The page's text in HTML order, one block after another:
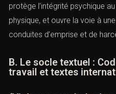
violences psychologiques».
protège l’intégrité psychique
physique, et ouvre la voie à
B. Le socle textuel :